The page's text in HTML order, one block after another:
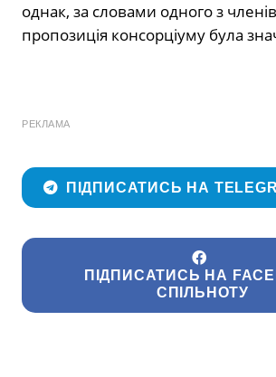
однак, за словами одного з членів
пропозиція консорціуму була
РЕКЛАМА
ПІДПИСАТИСЬ НА
ПІДПИСАТИСЬ НА
СПІЛЬНОТУ